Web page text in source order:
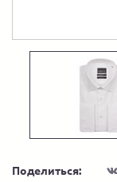
Поделиться: